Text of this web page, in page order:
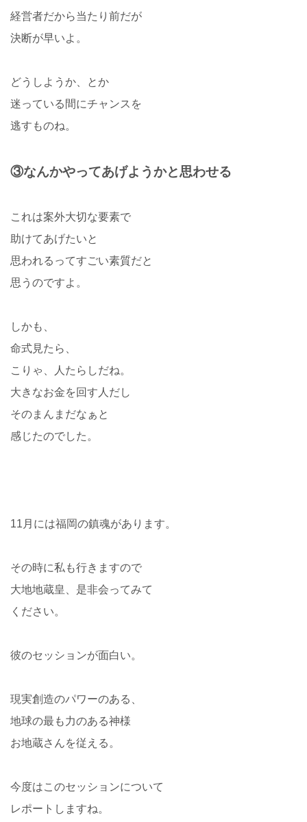
経営者だから当たり前だが
決断が早いよ。
どうしようか、とか
迷っている間にチャンスを
逃すものね。
③なんかやってあげようかと思わせる
これは案外大切な要素で
助けてあげたいと
思われるってすごい素質だと
思うのですよ。
しかも、
命式見たら、
こりゃ、人たらしだね。
大きなお金を回す人だし
そのまんまだなぁと
感じたのでした。
11月には福岡の鎮魂があります。
その時に私も行きますので
大地地蔵皇、是非会ってみて
ください。
彼のセッションが面白い。
現実創造のパワーのある、
地球の最も力のある神様
お地蔵さんを従える。
今度はこのセッションについて
レポートしますね。